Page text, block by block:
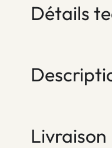
Détails
Livraison